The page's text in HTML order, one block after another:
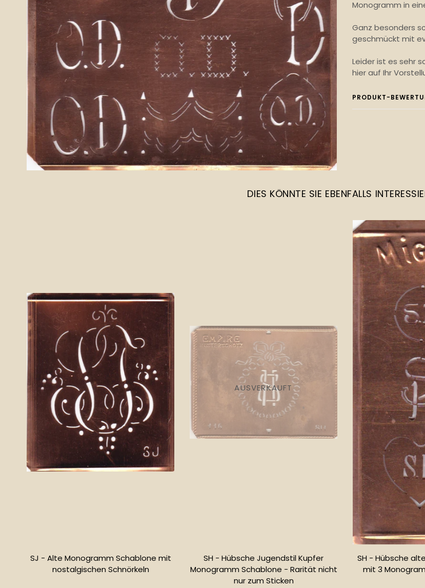
Monogramm in
Ganz besonders
geschmückt mit
Leider ist es sehr
hier auf Ihr
PRODUKT-
DIES KÖNNTE SIE EBENFALLS
SJ - Alte Monogramm Schablone mit
nostalgischen Schnörkeln
AUSVERKAUFT
SH - Hübsche Jugendstil Kupfer
Monogramm Schablone - Rarität nicht
nur zum Sticken
SH - Hübsche
mit 3